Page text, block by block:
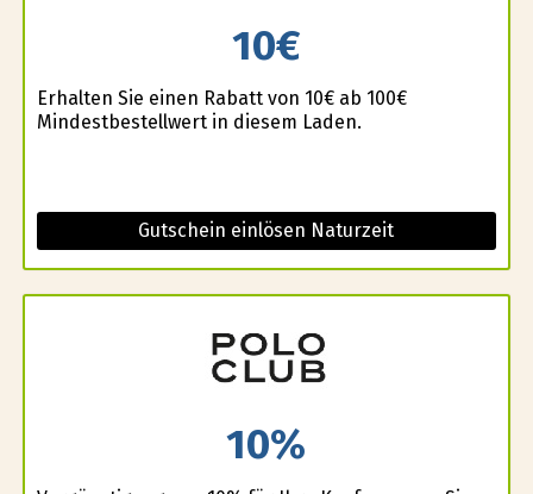
10€
Erhalten Sie einen Rabatt von 10€ ab 100€
Mindestbestellwert in diesem Laden.
Gutschein einlösen Naturzeit
10%